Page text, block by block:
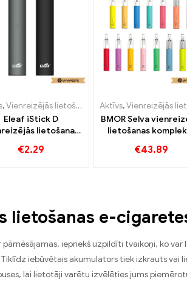
,Vienreizējās lietošanas e-
,Vienreizējās lietošanas e-cigarete ar nikotīnu ,
Eleaf iStick D
lietošanas
lietošanas E
€2.29
Aktīvs,Vienreizējās lietošanas e-cigarete ar
BMOR Selva
lietošanas
vairumtirdzniecība
€43.89
lietošanas e-
iepriekš uzpildīti tvaikoņi, ko
iebūvētais akumulators tiek izkrauts
lai lietotāji varētu izvēlēties jums